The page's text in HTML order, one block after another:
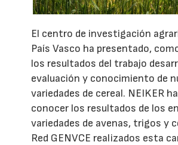
El centro de investigación
País Vasco ha presentado,
los resultados del trabajo
evaluación y conocimiento de
variedades de cereal. NEIKER
conocer los resultados de los
variedades de avenas, trigos y
Red GENVCE realizados esta